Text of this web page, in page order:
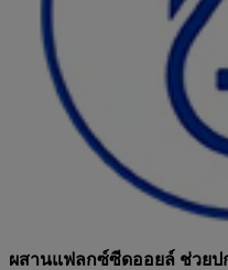
ผสานแฟลกซ์ซีดออยล์ ช่วยป